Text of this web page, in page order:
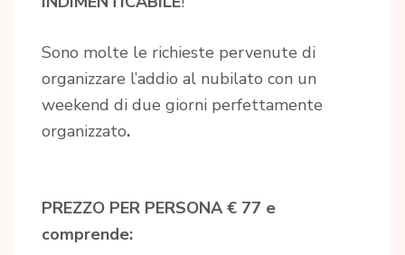
Sono molte le richieste pervenute di
organizzare l’addio al nubilato con un
weekend di due giorni perfettamente
organizzato.
PREZZO PER PERSONA € 77 e
comprende: